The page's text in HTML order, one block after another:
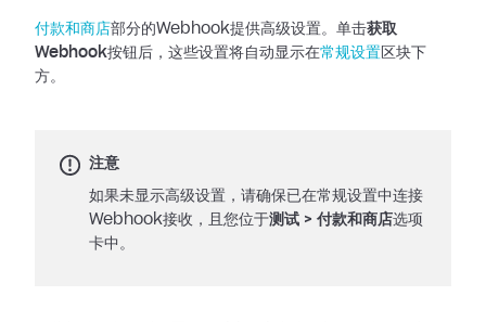
付款和商店部分的Webhook提供高级设置。单击获取
Webhook按钮后，这些设置将自动显示在常规设置 区块下
方。
注意
如果未显示高级设置，请确保已在常规设置中连接
Webhook接收，且您位于测试 > 付款和商店选项
卡中。